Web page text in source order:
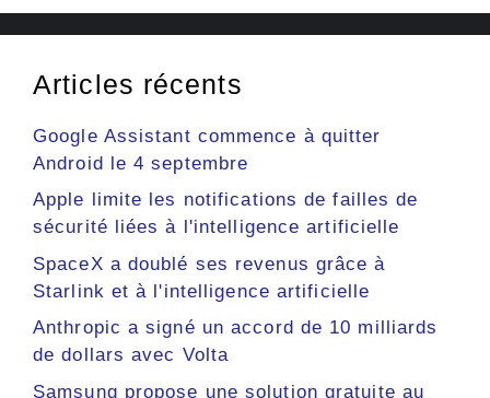
Articles récents
Google Assistant commence à quitter
Android le 4 septembre
Apple limite les notifications de failles de
sécurité liées à l'intelligence artificielle
SpaceX a doublé ses revenus grâce à
Starlink et à l'intelligence artificielle
Anthropic a signé un accord de 10 milliards
de dollars avec Volta
Samsung propose une solution gratuite au